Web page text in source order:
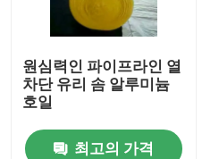
원심력인 파이프라인 열
차단 유리 솜 알루미늄
호일
최고의 가격